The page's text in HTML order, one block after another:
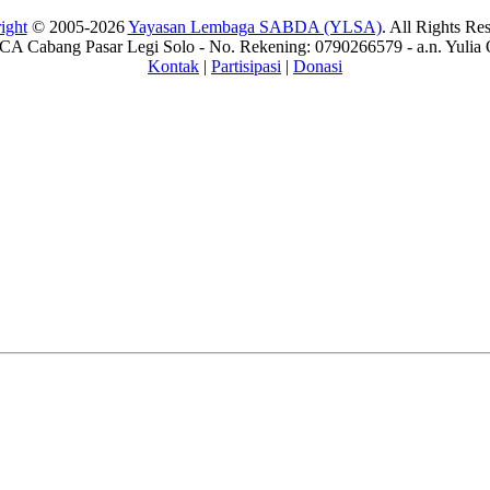
© 2005-2026Yayasan Lembaga SABDA (YLSA). All Rights
Cabang Pasar Legi Solo - No. Rekening: 0790266579 - a.n. Yulia
Kontak
Partisipasi Donasi